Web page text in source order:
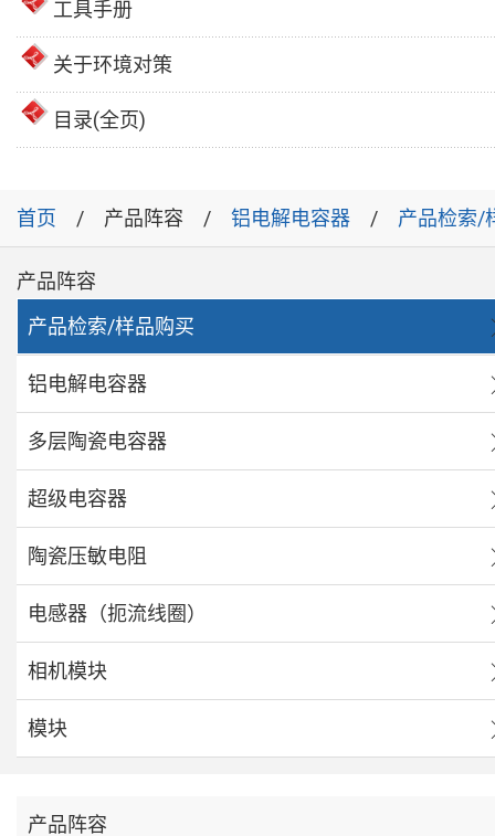
工具手册
关于环境对策
目录(全页)
首页 产品阵容 铝电解电容器 产品检索/
产品阵容
产品检索/样品购买
铝电解电容器
多层陶瓷电容器
超级电容器
陶瓷压敏电阻
电感器（扼流线圈）
相机模块
模块
产品阵容